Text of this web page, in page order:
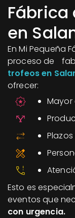
Fábrica
en
En Mi Pequeña
proceso de
trofeos en
ofrecer:
Esto es
eventos que
con urgencia.